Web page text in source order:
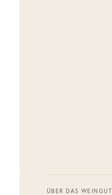
ÜBER DAS WEINGUT